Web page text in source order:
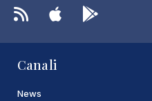
Canali
News